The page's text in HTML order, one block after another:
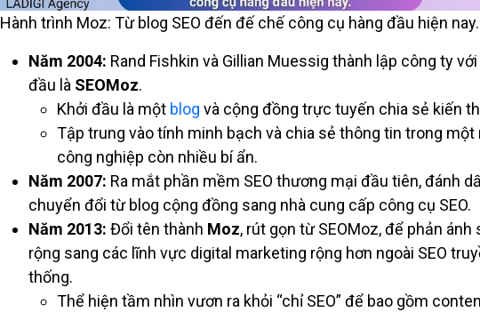
Hành trình Moz: Từ blog SEO đến đế chế công cụ hàng đầu hiện nay.
Năm 2004: Rand Fishkin và Gillian Muessig thành lập công ty
đầu là SEOMoz.
Khởi đầu là một blog và cộng đồng trực tuyến chia sẻ kiến
Tập trung vào tính minh bạch và chia sẻ thông tin trong một
công nghiệp còn nhiều bí ẩn.
Năm 2007: Ra mắt phần mềm SEO thương mại đầu tiên, đánh
chuyển đổi từ blog cộng đồng sang nhà cung cấp công cụ SEO.
Năm 2013: Đổi tên thành Moz, rút gọn từ SEOMoz, để phản ánh
rộng sang các lĩnh vực digital marketing rộng hơn ngoài SEO
thống.
Thể hiện tầm nhìn vươn ra khỏi “chỉ SEO” để bao gồm